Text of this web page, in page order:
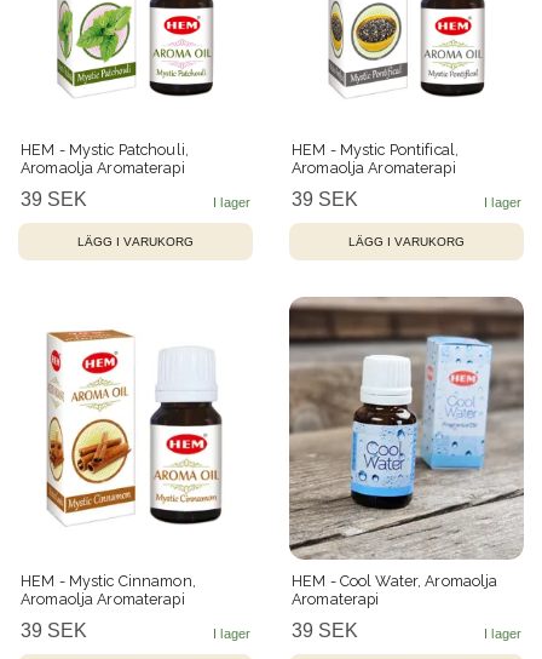
HEM - Mystic Patchouli,
Aromaolja Aromaterapi
39 SEK
HEM - Mystic Pontifical,
Aromaolja Aromaterapi
39 SEK
HEM - Mystic Cinnamon,
Aromaolja Aromaterapi
39 SEK
HEM - Cool Water, Aromaolja
Aromaterapi
39 SEK